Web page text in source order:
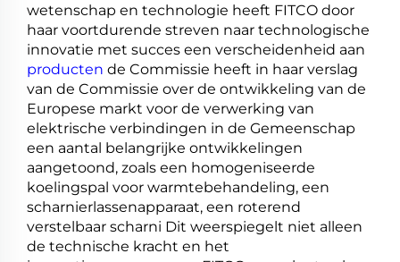
wetenschap en technologie heeft FITCO door
haar voortdurende streven naar technologische
innovatie met succes een verscheidenheid aan
producten de Commissie heeft in haar verslag
van de Commissie over de ontwikkeling van de
Europese markt voor de verwerking van
elektrische verbindingen in de Gemeenschap
een aantal belangrijke ontwikkelingen
aangetoond, zoals een homogeniseerde
koelingspal voor warmtebehandeling, een
scharnierlassen­apparaat, een roterend
verstelbaar scharni Dit weerspiegelt niet alleen
de technische kracht en het